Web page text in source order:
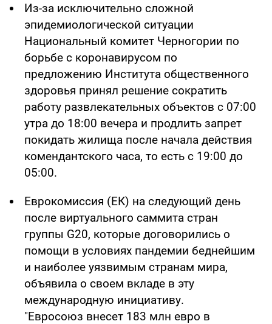
Из-за исключительно сложной
эпидемиологической ситуации
Национальный комитет Черногории по
борьбе с коронавирусом по
предложению Института общественного
здоровья принял решение сократить
работу развлекательных объектов с 07:00
утра до 18:00 вечера и продлить запрет
покидать жилища после начала действия
комендантского часа, то есть с 19:00 до
05:00.
Еврокомиссия (ЕК) на следующий день
после виртуального саммита стран
группы G20, которые договорились о
помощи в условиях пандемии беднейшим
и наиболее уязвимым странам мира,
объявила о своем вкладе в эту
международную инициативу.
"Евросоюз внесет 183 млн евро в